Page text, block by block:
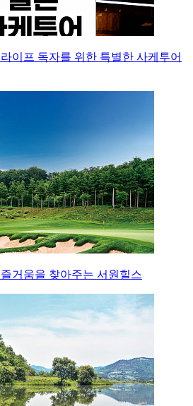
이프 독자를 위한 특별한 사케투어
거움을 찾아주는 서원힐스